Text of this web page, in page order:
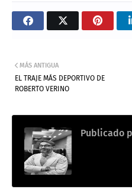
MÁS ANTIGUA
EL TRAJE MÁS DEPORTIVO DE
ROBERTO VERINO
Publicado